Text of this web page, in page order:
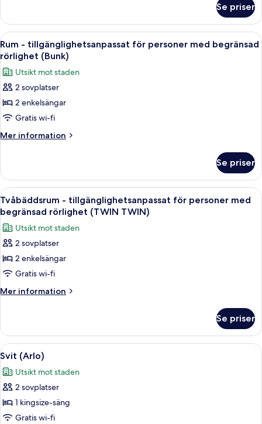
terrass
säng
(Queen,
Courtyard)
-
queensize-
säng
(Queen,
Courtyard)
Se priser
Öppna
alla
foton
för
Rum
-
tillgänglighetsanpassat
för
begränsad
rörlighet
(Bunk)
Ett litet rum med en våningssäng,
11
Rum - tillgänglighetsanpassat för personer med begränsad
rörlighet (Bunk)
Utsikt mot staden
2 sovplatser
2 enkelsängar
Gratis wi-fi
Mer information
Mer
-
tillgänglighetsanpassat
för
personer
med
begränsad
rörlighet
Se priser
Öppna
alla
foton
för
Tvåbäddsrum
-
tillgänglighetsanpassat
för
begränsad
rörlighet
(TWIN
TWIN)
Ett hotellrum med två sängar, ett
6
Tvåbäddsrum - tillgänglighetsanpassat för personer med
begränsad rörlighet (TWIN TWIN)
Utsikt mot staden
2 sovplatser
2 enkelsängar
Gratis wi-fi
Mer information
Mer
-
tillgänglighetsanpassat
för
personer
med
begränsad
(TWIN
TWIN)
Se priser
Öppna
alla
foton
för
Svit
(Arlo)
Ett modernt hotellrum med en stor
7
Svit (Arlo)
Utsikt mot staden
2 sovplatser
1 kingsize-säng
Gratis wi-fi